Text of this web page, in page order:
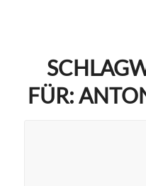
FÜR: